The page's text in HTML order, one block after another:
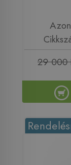
29 000